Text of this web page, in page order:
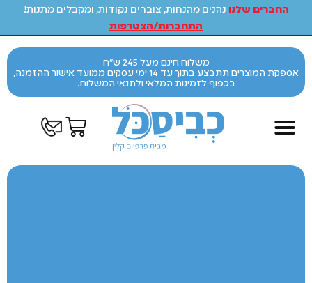
החברים שלנו נהנים מהנחות, צוברים נקודות, ומקבלים מתנות!
התחברות/הצטרפות
משלוח חינם מעל 245 ש"ח
אספקת המוצרים תתבצע בתוך עד 14 ימי עסקים ממועד אישור ההזמנה,
בכפוף לזמינות המלאי ולתנאי המשלוח.